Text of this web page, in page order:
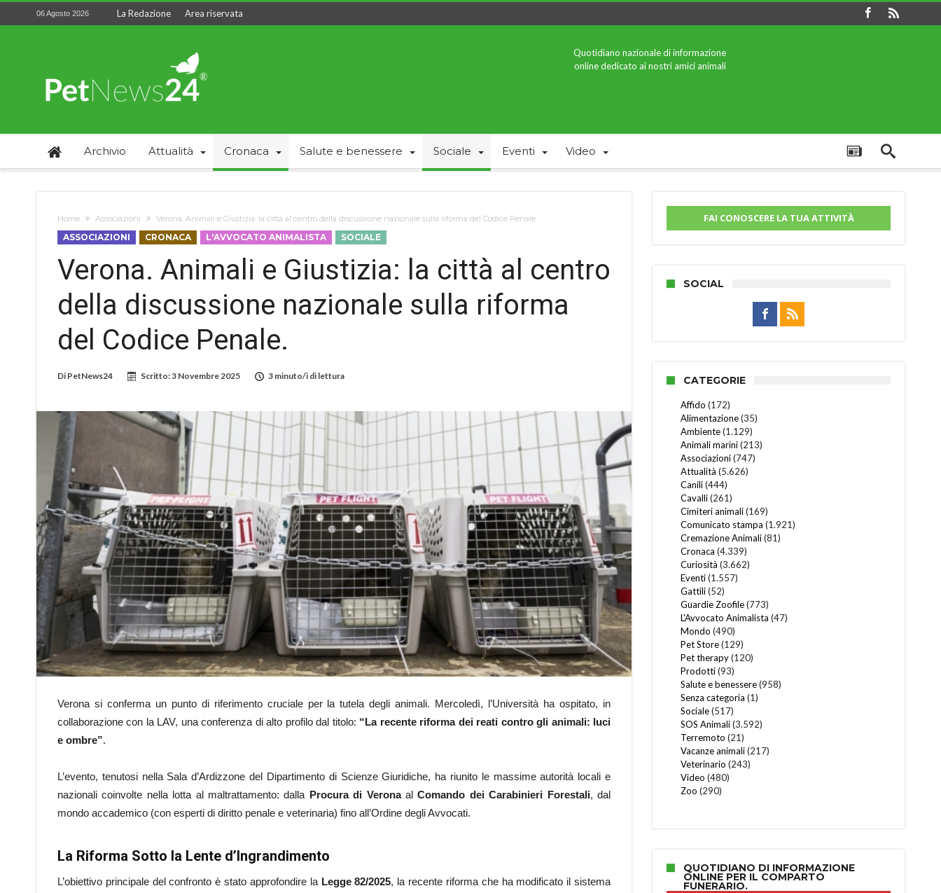
06 Agosto 2026 La Redazione Area riservata
Quotidiano nazionale di informazione
online dedicato ai nostri amici animali
Archivio Attualità Cronaca Salute e benessere Sociale Eventi Video
Home Associazioni Verona. Animali e Giustizia: la città al centro della discussione nazionale sulla riforma del Codice Penale.
ASSOCIAZIONI CRONACA L'AVVOCATO ANIMALISTA SOCIALE
Verona. Animali e Giustizia: la città al centro
della discussione nazionale sulla riforma
del Codice Penale.
Di PetNews24 Scritto:3 Novembre 2025 3 minuto/i di lettura
Verona si conferma un punto di riferimento cruciale per la tutela degli animali. Mercoledì, l’Università ha ospitato, in
collaborazione con la LAV, una conferenza di alto profilo dal titolo: “La recente riforma dei reati contro gli animali: luci
e ombre”.
L’evento, tenutosi nella Sala d’Ardizzone del Dipartimento di Scienze Giuridiche, ha riunito le massime autorità locali e
nazionali coinvolte nella lotta al maltrattamento: dalla Procura di VeronaalComando dei Carabinieri Forestali, dal
mondo accademico (con esperti di diritto penale e veterinaria) fino all’Ordine degli Avvocati.
La Riforma Sotto la Lente d’Ingrandimento
L’obiettivo principale del confronto è stato approfondire la Legge 82/2025, la recente riforma che ha modificato il sistema
FAI CONOSCERE LA TUA ATTIVITÀ
SOCIAL
CATEGORIE
Affido (172)
Alimentazione(35)
Ambiente(1.129)
Animali marini(213)
Associazioni(747)
Attualità (5.626)
Canili(444)
Cavalli(261)
Cimiteri animali(169)
Comunicato stampa (1.921)
Cremazione Animali(81)
Cronaca (4.339)
Curiosità (3.662)
Eventi(1.557)
Gattili(52)
Guardie Zoofile(773)
L'Avvocato Animalista (47)
Mondo (490)
Pet Store(129)
Pet therapy(120)
Prodotti(93)
Salute e benessere(958)
Senza categoria (1)
Sociale(517)
SOS Animali(3.592)
Terremoto (21)
Vacanze animali(217)
Veterinario (243)
Video (480)
Zoo (290)
QUOTIDIANO DI INFORMAZIONE
ONLINE PER IL COMPARTO
FUNERARIO.